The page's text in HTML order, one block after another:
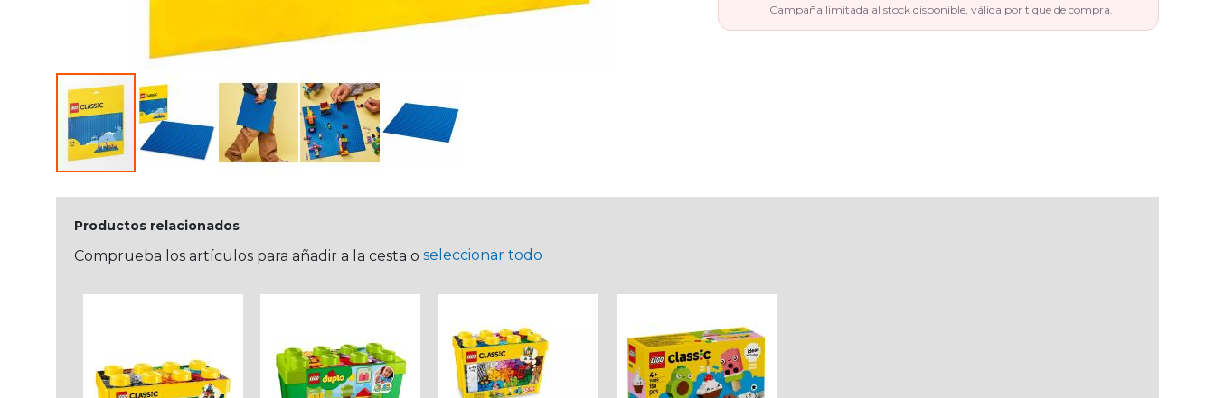
Campaña limitada al stock disponible, válida por tique de compra.
Productos relacionados
Comprueba los artículos para añadir a la cesta o seleccionar todo